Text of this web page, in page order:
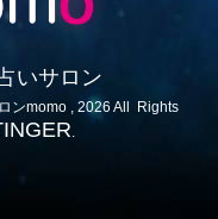
いサロン
ンmomo , 2026 All Rights